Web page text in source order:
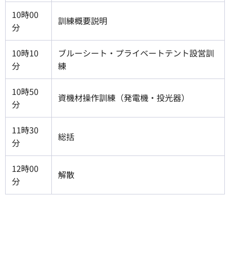
10時00
分
訓練概要説明
10時10
分
ブルーシート・プライベートテント設営訓
練
10時50
分
資機材操作訓練（発電機・投光器）
11時30
分
総括
12時00
分
解散